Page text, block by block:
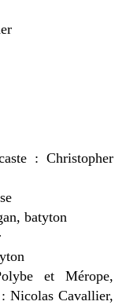
: Christopher
batyton
et Mérope,
Nicolas Cavallier,